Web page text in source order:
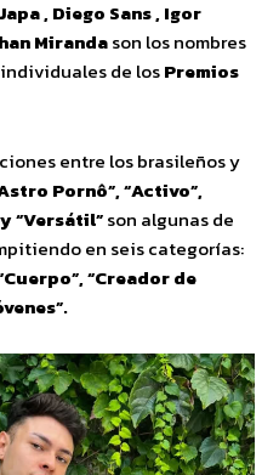
, Diego Sans , Igor
Mirandason los nombres
de losPremios
entre los brasileños y
Pornô”, “Activo”,
“Versátil”son algunas de
en seis categorías:
“Creador de